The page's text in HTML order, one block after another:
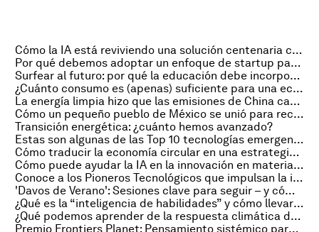
Cómo la IA está reviviendo una solución centenaria contra la resistencia a los antibióticos
Por qué debemos adoptar un enfoque de startup para proteger la naturaleza
Surfear al futuro: por qué la educación debe incorporar la IA, las habilidades blandas y la autoconciencia
¿Cuánto consumo es (apenas) suficiente para una economía?
La energía limpia hizo que las emisiones de China cayeran por primera vez. ¿Seguirán bajando?
Cómo un pequeño pueblo de México se unió para recuperar su arrecife de coral degradado
Transición energética: ¿cuánto hemos avanzado?
Estas son algunas de las Top 10 tecnologías emergentes de 2025 – y lo que dicen sobre el mundo actual
Cómo traducir la economía circular en una estrategia de desarrollo empresarial sólida
Cómo puede ayudar la IA en la innovación en materiales: desde el descubrimiento hasta el diseño
Conoce a los Pioneros Tecnológicos que impulsan la innovación en 2025
'Davos de Verano': Sesiones clave para seguir – y cómo hacerlo en línea
¿Qué es la “inteligencia de habilidades” y cómo llevará a la resiliencia económica?
¿Qué podemos aprender de la respuesta climática de África?
Premio Frontiers Planet: Pensamiento sistémico para un futuro sostenible